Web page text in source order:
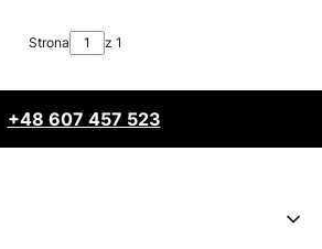
Strona z 1
+48 607 457 523